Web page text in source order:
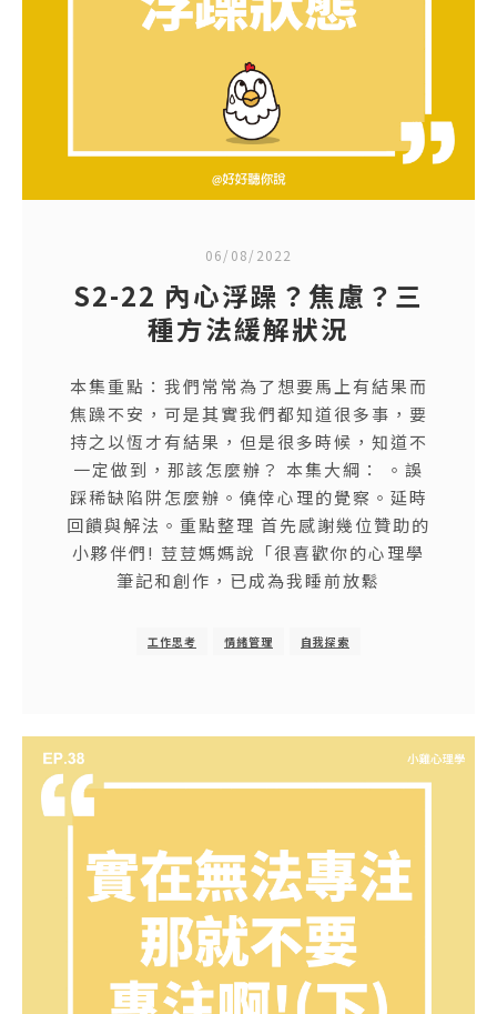
06/08/2022
S2-22 內心浮躁？焦慮？三
種方法緩解狀況
本集重點：我們常常為了想要馬上有結果而
焦躁不安，可是其實我們都知道很多事，要
持之以恆才有結果，但是很多時候，知道不
一定做到，那該怎麼辦？ 本集大綱： 。誤
踩稀缺陷阱怎麼辦。僥倖心理的覺察。延時
回饋與解法。重點整理 首先感謝幾位贊助的
小夥伴們! 荳荳媽媽說「很喜歡你的心理學
筆記和創作，已成為我睡前放鬆
工作思考 情緒管理 自我探索